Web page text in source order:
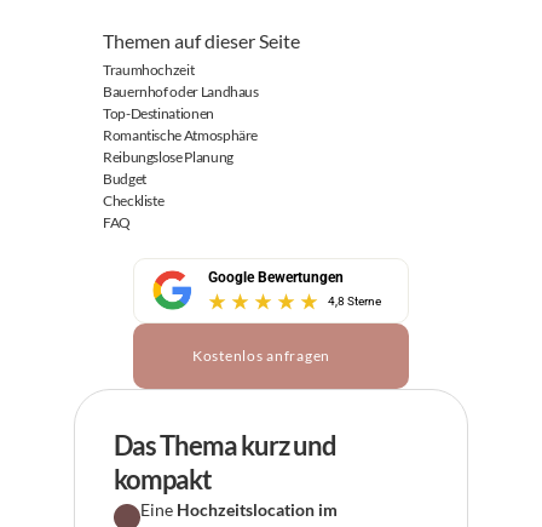
Themen auf dieser Seite
Traumhochzeit
Bauernhof oder Landhaus
Top-Destinationen
Romantische Atmosphäre
Reibungslose Planung
Budget
Checkliste
FAQ
Google Bewertungen
4,8 Sterne
Kostenlos anfragen
Das Thema kurz und
kompakt
Eine Hochzeitslocation im